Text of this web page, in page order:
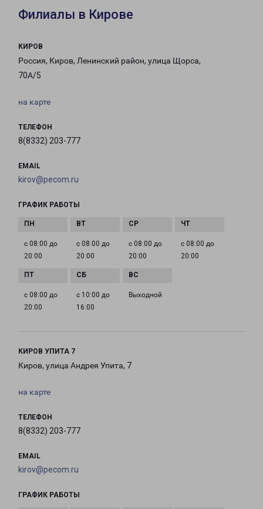
Филиалы в Кирове
КИРОВ
Россия, Киров, Ленинский район, улица Щорса,
70А/5
на карте
ТЕЛЕФОН
8(8332) 203-777
EMAIL
kirov@pecom.ru
ГРАФИК РАБОТЫ
с 08:00 до
20:00
с 08:00 до
20:00
с 08:00 до
20:00
с 08:00 до
20:00
с 08:00 до
20:00
с 10:00 до
16:00
Выходной
КИРОВ УПИТА 7
Киров, улица Андрея Упита, 7
на карте
ТЕЛЕФОН
8(8332) 203-777
EMAIL
kirov@pecom.ru
ГРАФИК РАБОТЫ